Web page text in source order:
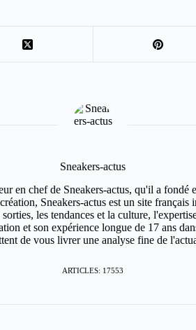
Sneakers-actus
en chef de Sneakers-actus, qu'il a fondé
Sneakers-actus est un site
les tendances et la culture,
et son expérience longue de 17 ans
de vous livrer une analyse fine de
ARTICLES: 17553